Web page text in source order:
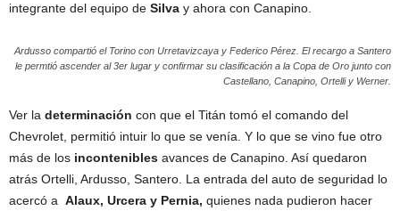
integrante del equipo de Silva y ahora con Canapino.
Ardusso compartió el Torino con Urretavizcaya y Federico Pérez. El recargo a Santero
le permtió ascender al 3er lugar y confirmar su clasificación a la Copa de Oro junto con
Castellano, Canapino, Ortelli y Werner.
Ver la determinación con que el Titán tomó el comando del
Chevrolet, permitió intuir lo que se venía. Y lo que se vino fue otro
más de los incontenibles avances de Canapino. Así quedaron
atrás Ortelli, Ardusso, Santero. La entrada del auto de seguridad lo
acercó a Alaux, Urcera y Pernia, quienes nada pudieron hacer